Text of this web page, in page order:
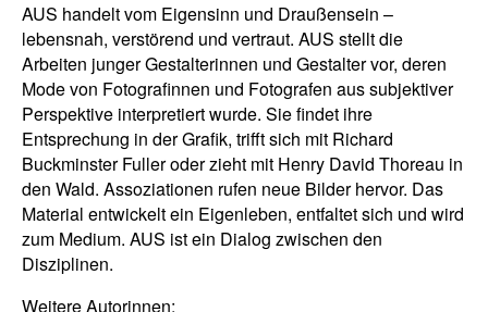
AUS handelt vom Eigensinn und Draußensein –
lebensnah, verstörend und vertraut. AUS stellt die
Arbeiten junger Gestalterinnen und Gestalter vor, deren
Mode von Fotografinnen und Fotografen aus subjektiver
Perspektive interpretiert wurde. Sie findet ihre
Entsprechung in der Grafik, trifft sich mit Richard
Buckminster Fuller oder zieht mit Henry David Thoreau in
den Wald. Assoziationen rufen neue Bilder hervor. Das
Material entwickelt ein Eigenleben, entfaltet sich und wird
zum Medium. AUS ist ein Dialog zwischen den
Disziplinen.
Weitere Autorinnen: